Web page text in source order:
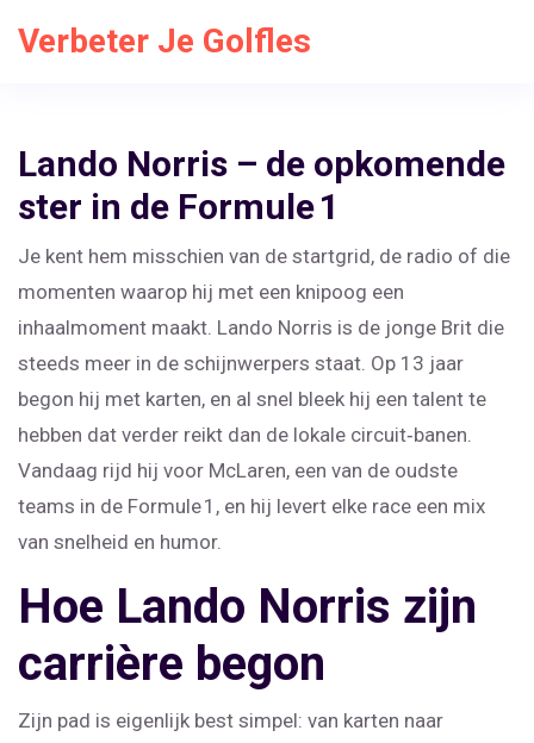
Verbeter Je Golfles
Lando Norris – de opkomende
ster in de Formule 1
Je kent hem misschien van de startgrid, de radio of die
momenten waarop hij met een knipoog een
inhaalmoment maakt. Lando Norris is de jonge Brit die
steeds meer in de schijnwerpers staat. Op 13 jaar
begon hij met karten, en al snel bleek hij een talent te
hebben dat verder reikt dan de lokale circuit‑banen.
Vandaag rijd hij voor McLaren, een van de oudste
teams in de Formule 1, en hij levert elke race een mix
van snelheid en humor.
Hoe Lando Norris zijn
carrière begon
Zijn pad is eigenlijk best simpel: van karten naar